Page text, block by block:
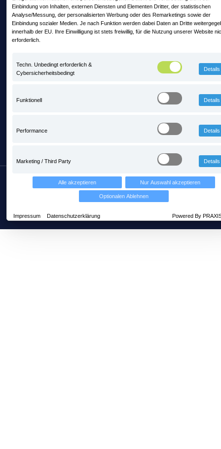
Einbindung von Inhalten, externen Diensten und Elementen Dritter, der statistischen
Analyse/Messung, der personalisierten Werbung oder des Remarketings sowie der
Einbindung sozialer Medien. Je nach Funktion werden dabei Daten an Dritte
innerhalb der EU. Ihre Einwilligung ist stets freiwillig, für die Nutzung unserer Website
erforderlich.
Techn. Unbedingt erforderlich &
Cybersicherheitsbedingt
Details
Funktionell Details
Performance Details
Marketing / Third Party Details
Alle akzeptieren Nur Auswahl akzeptieren
Optionalen Ablehnen
Impressum Datenschutzerklärung Powered By
Letzte Posts
Mit PRAXIS auf Zeitreise mitten im
Copyright © PRAXIS EDV Betriebswirtschaft- und
Software-Entwicklung AG
Über uns